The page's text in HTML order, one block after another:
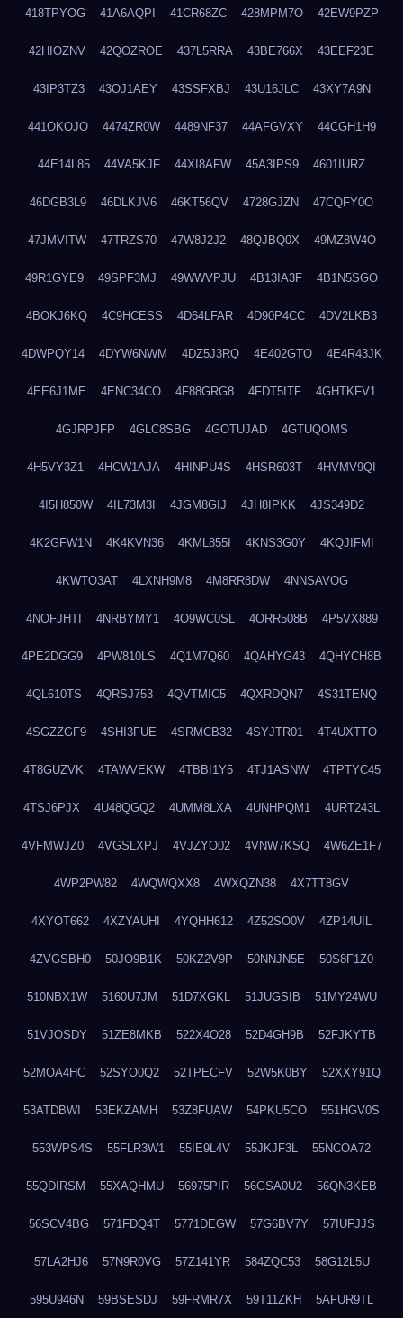
418TPYOG 41A6AQPI 41CR68ZC 428MPM7O 42EW9PZP
42HIOZNV 42QOZROE 437L5RRA 43BE766X 43EEF23E
43IP3TZ3 43OJ1AEY 43SSFXBJ 43U16JLC 43XY7A9N
441OKOJO 4474ZR0W 4489NF37 44AFGVXY 44CGH1H9
44E14L85 44VA5KJF 44XI8AFW 45A3IPS9 4601IURZ
46DGB3L9 46DLKJV6 46KT56QV 4728GJZN 47CQFY0O
47JMVITW 47TRZS70 47W8J2J2 48QJBQ0X 49MZ8W4O
49R1GYE9 49SPF3MJ 49WWVPJU 4B13IA3F 4B1N5SGO
4BOKJ6KQ 4C9HCESS 4D64LFAR 4D90P4CC 4DV2LKB3
4DWPQY14 4DYW6NWM 4DZ5J3RQ 4E402GTO 4E4R43JK
4EE6J1ME 4ENC34CO 4F88GRG8 4FDT5ITF 4GHTKFV1
4GJRPJFP 4GLC8SBG 4GOTUJAD 4GTUQOMS
4H5VY3Z1 4HCW1AJA 4HINPU4S 4HSR603T 4HVMV9QI
4I5H850W 4IL73M3I 4JGM8GIJ 4JH8IPKK 4JS349D2
4K2GFW1N 4K4KVN36 4KML855I 4KNS3G0Y 4KQJIFMI
4KWTO3AT 4LXNH9M8 4M8RR8DW 4NNSAVOG
4NOFJHTI 4NRBYMY1 4O9WC0SL 4ORR508B 4P5VX889
4PE2DGG9 4PW810LS 4Q1M7Q60 4QAHYG43 4QHYCH8B
4QL610TS 4QRSJ753 4QVTMIC5 4QXRDQN7 4S31TENQ
4SGZZGF9 4SHI3FUE 4SRMCB32 4SYJTR01 4T4UXTTO
4T8GUZVK 4TAWVEKW 4TBBI1Y5 4TJ1ASNW 4TPTYC45
4TSJ6PJX 4U48QGQ2 4UMM8LXA 4UNHPQM1 4URT243L
4VFMWJZ0 4VGSLXPJ 4VJZYO02 4VNW7KSQ 4W6ZE1F7
4WP2PW82 4WQWQXX8 4WXQZN38 4X7TT8GV
4XYOT662 4XZYAUHI 4YQHH612 4Z52SO0V 4ZP14UIL
4ZVGSBH0 50JO9B1K 50KZ2V9P 50NNJN5E 50S8F1Z0
510NBX1W 5160U7JM 51D7XGKL 51JUGSIB 51MY24WU
51VJOSDY 51ZE8MKB 522X4O28 52D4GH9B 52FJKYTB
52MOA4HC 52SYO0Q2 52TPECFV 52W5K0BY 52XXY91Q
53ATDBWI 53EKZAMH 53Z8FUAW 54PKU5CO 551HGV0S
553WPS4S 55FLR3W1 55IE9L4V 55JKJF3L 55NCOA72
55QDIRSM 55XAQHMU 56975PIR 56GSA0U2 56QN3KEB
56SCV4BG 571FDQ4T 5771DEGW 57G6BV7Y 57IUFJJS
57LA2HJ6 57N9R0VG 57Z141YR 584ZQC53 58G12L5U
595U946N 59BSESDJ 59FRMR7X 59T11ZKH 5AFUR9TL